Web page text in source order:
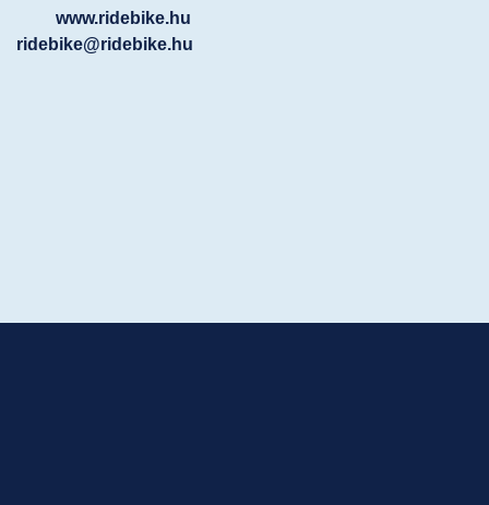
www.ridebike.hu
ridebike@ridebike.hu